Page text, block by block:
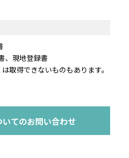
、現地登録書
取得できないものもあります。
てのお問い合わせ